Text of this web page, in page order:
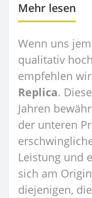
Mehr lesen
Wenn uns
qualitativ
empfehlen
Replica.
Jahren
der unteren
Leistung und
sich am
diejenigen,